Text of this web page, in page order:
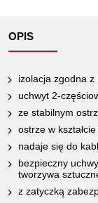
OPIS
izolacja zgodna z
uchwyt 2-
ze stabilnym
ostrze w
nadaje się do
bezpieczny
tworzywa
z zatyczką